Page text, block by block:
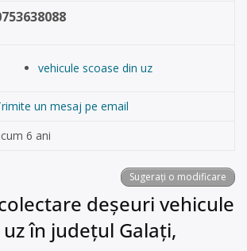
vehicule scoase din uz
un mesaj pe email
6 ani
Sugerați o modificare
deșeuri vehicule
în județul Galați,